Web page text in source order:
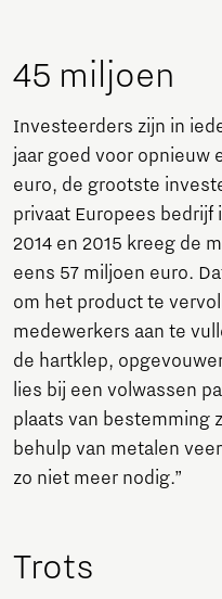
45 miljoen
Investeerders zijn in
jaar goed voor opnieuw
euro, de grootste
privaat Europees
2014 en 2015 kreeg de
eens 57 miljoen euro.
om het product te
medewerkers aan te
de hartklep,
lies bij een volwassen
plaats van bestemming
behulp van metalen
zo niet meer nodig.”
Trots